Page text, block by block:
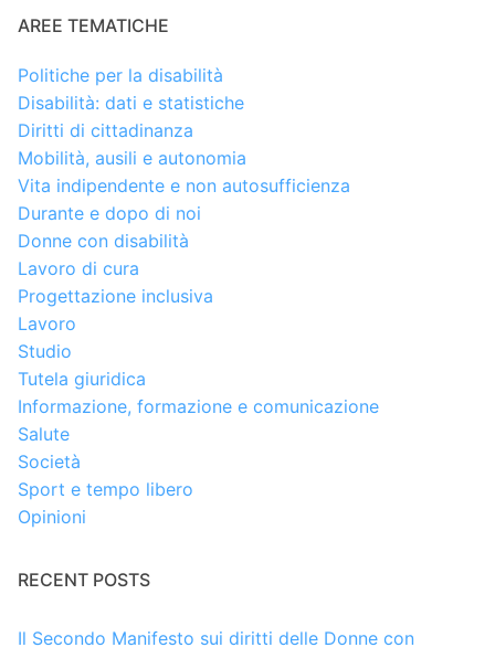
AREE TEMATICHE
Politiche per la disabilità
Disabilità: dati e statistiche
Diritti di cittadinanza
Mobilità, ausili e autonomia
Vita indipendente e non autosufficienza
Durante e dopo di noi
Donne con disabilità
Lavoro di cura
Progettazione inclusiva
Lavoro
Studio
Tutela giuridica
Informazione, formazione e comunicazione
Salute
Società
Sport e tempo libero
Opinioni
RECENT POSTS
Il Secondo Manifesto sui diritti delle Donne con